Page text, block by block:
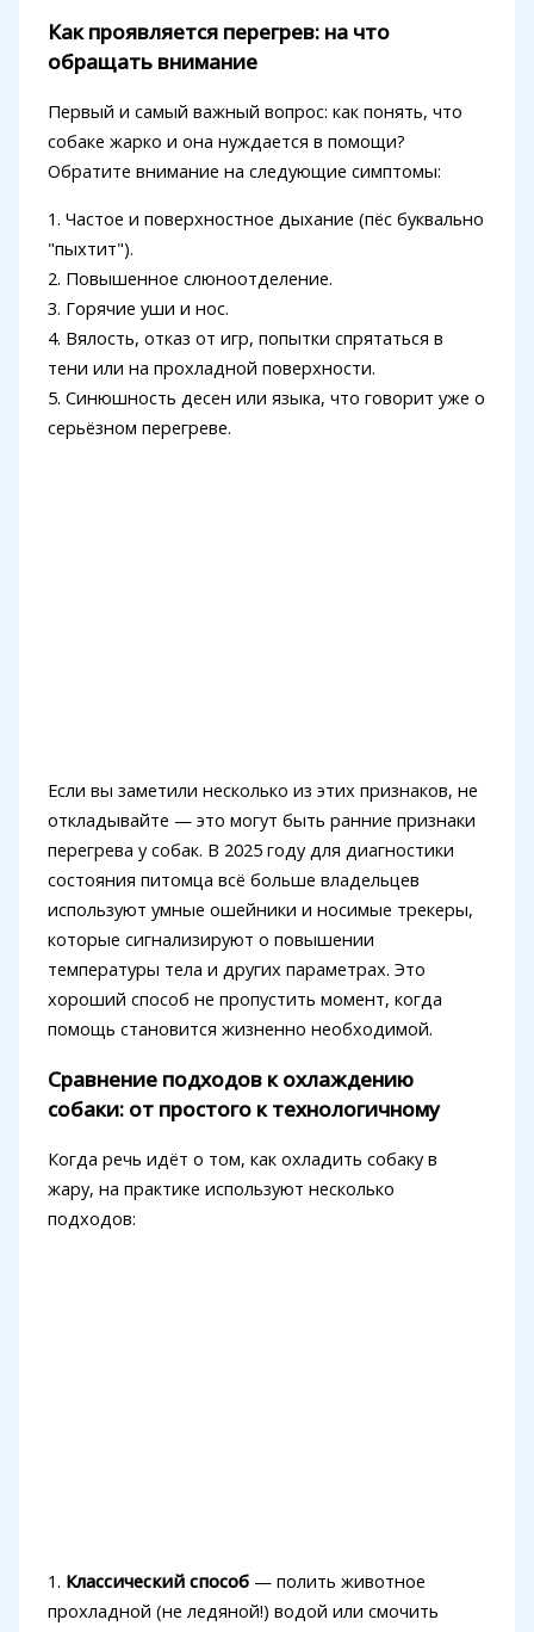
Как проявляется перегрев: на что
обращать внимание
Первый и самый важный вопрос: как понять, что
собаке жарко и она нуждается в помощи?
Обратите внимание на следующие симптомы:
1. Частое и поверхностное дыхание (пёс буквально
"пыхтит").
2. Повышенное слюноотделение.
3. Горячие уши и нос.
4. Вялость, отказ от игр, попытки спрятаться в
тени или на прохладной поверхности.
5. Синюшность десен или языка, что говорит уже о
серьёзном перегреве.
Если вы заметили несколько из этих признаков, не
откладывайте — это могут быть ранние признаки
перегрева у собак. В 2025 году для диагностики
состояния питомца всё больше владельцев
используют умные ошейники и носимые трекеры,
которые сигнализируют о повышении
температуры тела и других параметрах. Это
хороший способ не пропустить момент, когда
помощь становится жизненно необходимой.
Сравнение подходов к охлаждению
собаки: от простого к технологичному
Когда речь идёт о том, как охладить собаку в
жару, на практике используют несколько
подходов:
1. Классический способ— полить животное
прохладной (не ледяной!) водой или смочить